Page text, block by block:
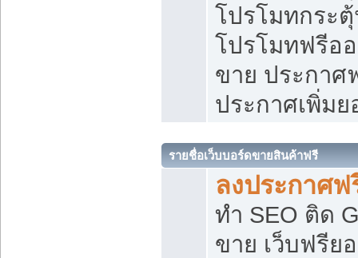
โปรโมทกระ
โปรโมทฟรีอ
ขาย ประกาศ
ประกาศเพิ่ม
รายชื่อเว็บบอร์ดขายสินค้าฟรี
ลงประกาศฟ
ทำ SEO ติด
ขาย เว็บฟรีย